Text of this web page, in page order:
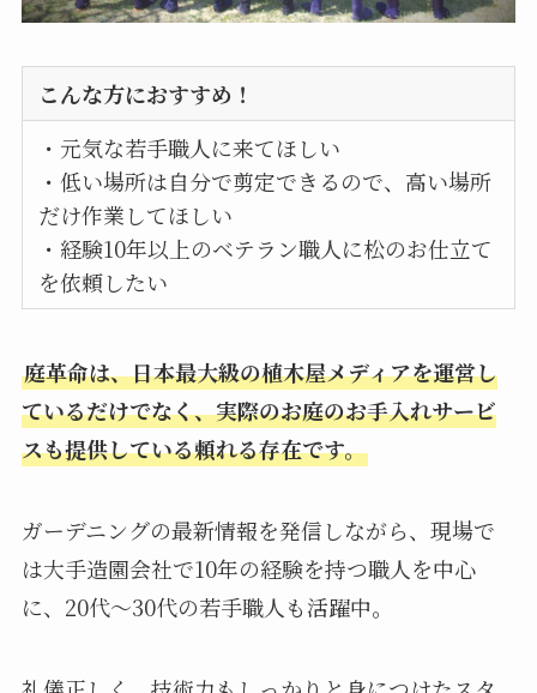
こんな方におすすめ！
・元気な若手職人に来てほしい
・低い場所は自分で剪定できるので、高い場所
だけ作業してほしい
・経験10年以上のベテラン職人に松のお仕立て
を依頼したい
庭革命は、日本最大級の植木屋メディアを運営し
ているだけでなく、実際のお庭のお手入れサービ
スも提供している頼れる存在です。
ガーデニングの最新情報を発信しながら、現場で
は大手造園会社で10年の経験を持つ職人を中心
に、20代〜30代の若手職人も活躍中。